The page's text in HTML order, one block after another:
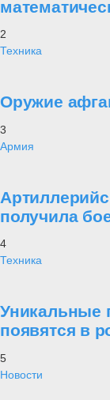
2
Техника
Оружие
3
Армия
получила
4
Техника
Уникальные
появятся в
5
Новости